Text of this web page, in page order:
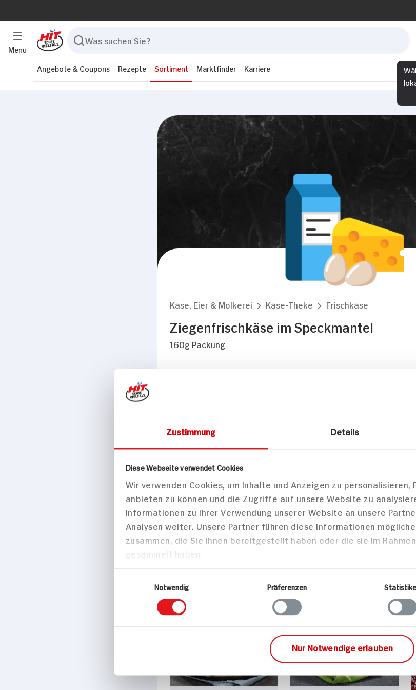
Menü
Angebote & Coupons Rezepte Sortiment Marktfinder Karriere
Käse, Eier & Molkerei Käse-Theke Frischkäse
Ziegenfrischkäse im Speckmantel
160g Packung
Marke
Ziegenfrischkäse
Herkunftsland
Passende Rezepte
Hauptspeisen